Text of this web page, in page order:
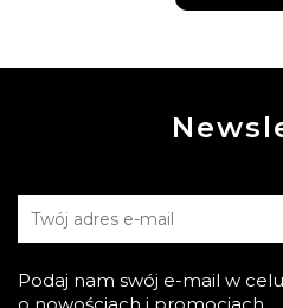
Podaj nam swój e-mail w